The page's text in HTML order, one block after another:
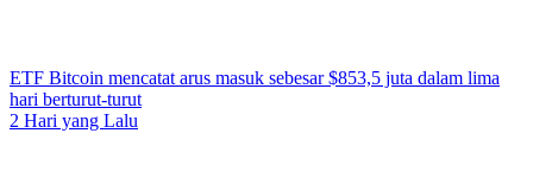
ETF Bitcoin mencatat arus masuk sebesar $853,5 juta dalam lima
hari berturut-turut
2 Hari yang Lalu